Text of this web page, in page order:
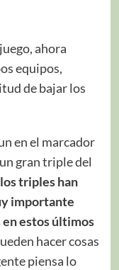
ahora
equipos,
de bajar los
en el marcador
gran triple del
los triples han
importante
en estos últimos
hacer cosas
piensa lo